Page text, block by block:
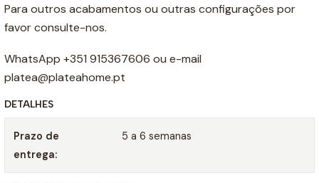
Para outros acabamentos ou outras configurações por
favor consulte-nos.
WhatsApp +351 915367606 ou e-mail
platea@plateahome.pt
DETALHES
Prazo de
entrega:
5 a 6 semanas